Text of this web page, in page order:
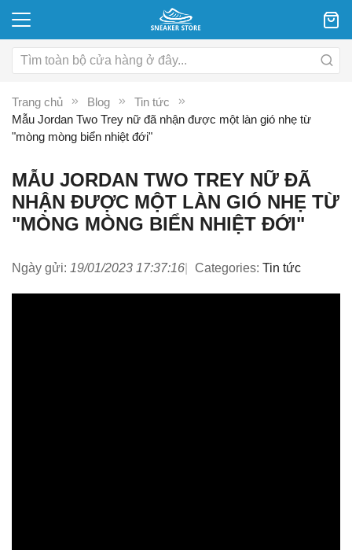
Trang chủ Blog
Tin tức
Mẫu Jordan Two Trey nữ đã nhận được một làn gió nhẹ từ
"mòng mòng biển nhiệt đới"
MẪU JORDAN TWO TREY NỮ ĐÃ
NHẬN ĐƯỢC MỘT LÀN GIÓ NHẸ TỪ
"MÒNG MÒNG BIỂN NHIỆT ĐỚI"
Ngày gửi: 19/01/2023 17:37:16 Categories: Tin tức